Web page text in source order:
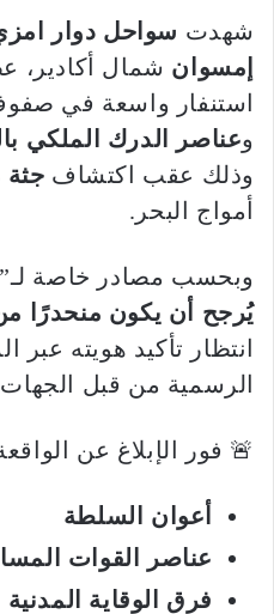
شهدت سواحل دوار
إمسوان شمال أكادير،
استنفار واسعة في
وعناصر الدرك الملكي
وذلك عقب اكتشاف
أمواج البحر.
وبحسب مصادر خاصة لـ”
يُرجح أن يكون منحدرًا من
انتظار تأكيد هويته عبر
الرسمية من قبل
🚨 فور الإبلاغ عن
أعوان السلطة
عناصر القوات
فرق الوقاية المدنية